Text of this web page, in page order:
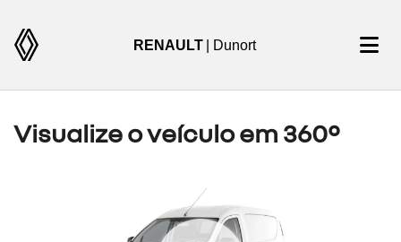
RENAULT | Dunort
Visualize o veículo em 360°